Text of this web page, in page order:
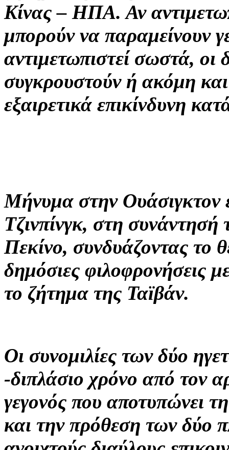
Κίνας – ΗΠΑ. Αν
μπορούν να παραμείνουν
αντιμετωπιστεί σωστά, οι
συγκρουστούν ή ακόμη
εξαιρετικά επικίνδυνη
Μήνυμα στην Ουάσιγκτον
Τζινπίνγκ, στη
Πεκίνο, συνδυάζοντας το
δημόσιες φιλοφρονήσεις
το ζήτημα της Ταϊβάν.
Οι συνομιλίες των δύο
-διπλάσιο χρόνο από τον
γεγονός που αποτυπώνει
και την πρόθεση των δύο